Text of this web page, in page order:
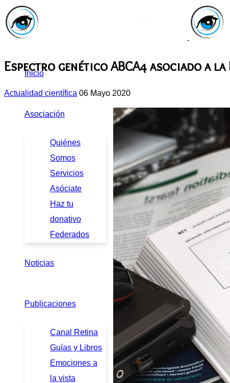
Inicio
Asociación
Quiénes
Somos
Servicios
Asóciate
Haz tu
donativo
Federados
Noticias
Publicaciones
Canal Retina
Guías y Libros
Emociones a
la vista
Espectro genético ABCA4 asociado a
Actualidad científica 06 Mayo 2020